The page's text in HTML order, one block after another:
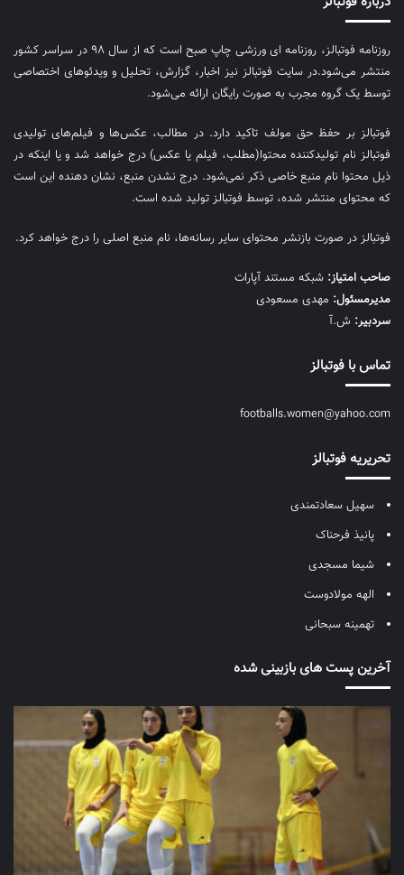
روزنامه فوتبالز، روزنامه ای ورزشی چاپ صبح است که از سال ۹۸ در سراسر کشور
منتشر می‌شود.در سایت فوتبالز نیز اخبار، گزارش، تحلیل و ویدئوهای اختصاصی
توسط یک گروه مجرب به صورت رایگان ارائه می‌شود.
فوتبالز بر حفظ حق مولف تاکید دارد. در مطالب، عکس‌ها و فیلم‌های تولیدی
فوتبالز نام تولیدکننده محتوا(مطلب، فیلم یا عکس) درج خواهد شد و یا اینکه در
ذیل محتوا نام منبع خاصی ذکر نمی‌‎شود. درج نشدن منبع، نشان دهنده این است
که محتوای منتشر شده، توسط فوتبالز تولید شده است.
فوتبالز در صورت بازنشر محتوای سایر رسانه‌ها، نام منبع اصلی را درج خواهد کرد.
صاحب امتیاز: شبکه مستند آپارات
مديرمسئول: مهدی مسعودی
سردبیر: ش.آ
تماس با فوتبالز
footballs.women@yahoo.com
تحریریه فوتبالز
سهیل سعادتمندی
پانیذ فرحناک
شیما مسجدی
الهه مولادوست
تهمینه سبحانی
آخرین پست های بازبینی شده